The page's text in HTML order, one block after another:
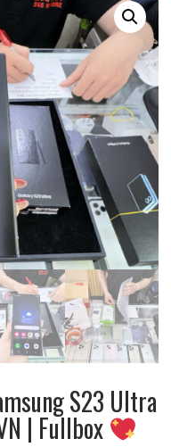
S23 Ultra
| Fullbox